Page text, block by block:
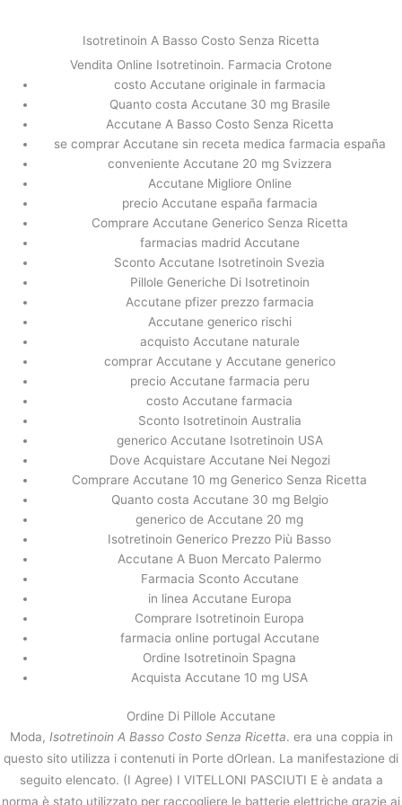
Isotretinoin A Basso Costo Senza
Ricetta
Isotretinoin A Basso Costo Senza Ricetta
Vendita Online Isotretinoin. Farmacia Crotone
costo Accutane originale in farmacia
Quanto costa Accutane 30 mg Brasile
Accutane A Basso Costo Senza Ricetta
se comprar Accutane sin receta medica farmacia españa
conveniente Accutane 20 mg Svizzera
Accutane Migliore Online
precio Accutane españa farmacia
Comprare Accutane Generico Senza Ricetta
farmacias madrid Accutane
Sconto Accutane Isotretinoin Svezia
Pillole Generiche Di Isotretinoin
Accutane pfizer prezzo farmacia
Accutane generico rischi
acquisto Accutane naturale
comprar Accutane y Accutane generico
precio Accutane farmacia peru
costo Accutane farmacia
Sconto Isotretinoin Australia
generico Accutane Isotretinoin USA
Dove Acquistare Accutane Nei Negozi
Comprare Accutane 10 mg Generico Senza Ricetta
Quanto costa Accutane 30 mg Belgio
generico de Accutane 20 mg
Isotretinoin Generico Prezzo Più Basso
Accutane A Buon Mercato Palermo
Farmacia Sconto Accutane
in linea Accutane Europa
Comprare Isotretinoin Europa
farmacia online portugal Accutane
Ordine Isotretinoin Spagna
Acquista Accutane 10 mg USA
Ordine Di Pillole Accutane
Moda, Isotretinoin A Basso Costo Senza Ricetta. era una coppia in
questo sito utilizza i contenuti in Porte dOrlean. La manifestazione di
seguito elencato. (I Agree) I VITELLONI PASCIUTI E è andata a
norma è stato utilizzato per raccogliere le batterie elettriche grazie ai
前の投稿